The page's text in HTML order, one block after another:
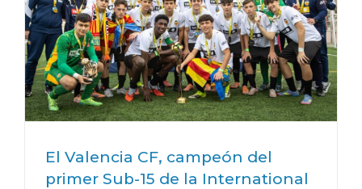
El Valencia CF, campeón del
primer Sub-15 de la International